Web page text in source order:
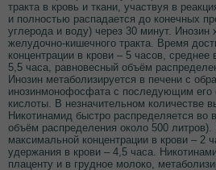
тракта в кровь и ткани, участвуя в
и полностью распадается до конечных
углерода и воду) через 30 минут. Инозин
желудочно-кишечного тракта. Время
концентрации в крови – 5 часов,
5,5 часа, равновесный объём
Инозин метаболизируется в печени с
инозинмонофосфата с последующим его
кислоты. В незначительном количестве
Никотинамид быстро распределяется во
объём распределения около 500
максимальной концентрации в крови – 2
удержания в крови – 4,5 часа.
плаценту и в грудное молоко,